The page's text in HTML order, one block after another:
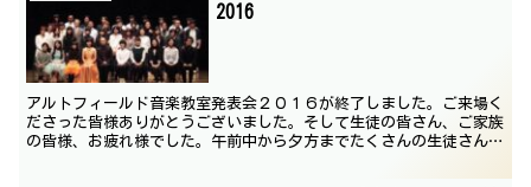
2016
アルトフィールド音楽教室発表会２０１６が終了しました。ご来場く
ださった皆様ありがとうございました。そして生徒の皆さん、ご家族
の皆様、お疲れ様でした。午前中から夕方までたくさんの生徒さんが